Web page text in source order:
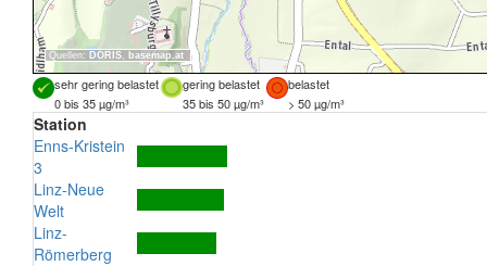
Quellen: DORIS, basemap.at
sehr gering belastet gering belastet
belastet
0 bis 35 µg/m³
35 bis 50 µg/m³ > 50 µg/m³
Station
Enns-Kristein
3
Linz-Neue
Welt
Linz-
Römerberg